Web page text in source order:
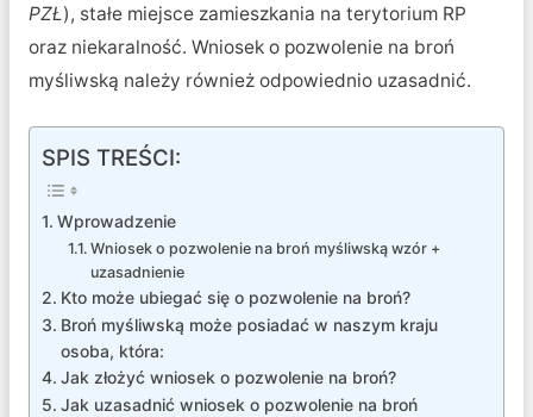
PZŁ), stałe miejsce zamieszkania na terytorium RP
oraz niekaralność. Wniosek o pozwolenie na broń
myśliwską należy również odpowiednio uzasadnić.
SPIS TREŚCI:
Wprowadzenie
Wniosek o pozwolenie na broń myśliwską wzór +
uzasadnienie
Kto może ubiegać się o pozwolenie na broń?
Broń myśliwską może posiadać w naszym kraju
osoba, która:
Jak złożyć wniosek o pozwolenie na broń?
Jak uzasadnić wniosek o pozwolenie na broń